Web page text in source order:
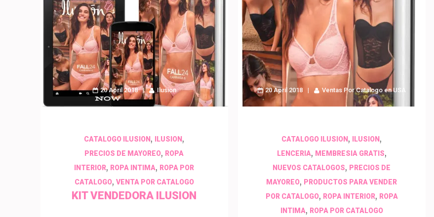
20 April 2018 Ilusion
CATALOGO ILUSION , ILUSION ,
PRECIOS DE MAYOREO, ROPA
INTERIOR, ROPA INTIMA, ROPA POR
CATALOGO, VENTA POR CATALOGO
KIT VENDEDORA ILUSION
20 April 2018 Ventas Por Catalogo en USA
CATALOGO ILUSION , ILUSION ,
LENCERIA, MEMBRESIA GRATIS,
NUEVOS CATALOGOS, PRECIOS DE
MAYOREO, PRODUCTOS PARA VENDER
POR CATALOGO, ROPA INTERIOR, ROPA
INTIMA, ROPA POR CATALOGO